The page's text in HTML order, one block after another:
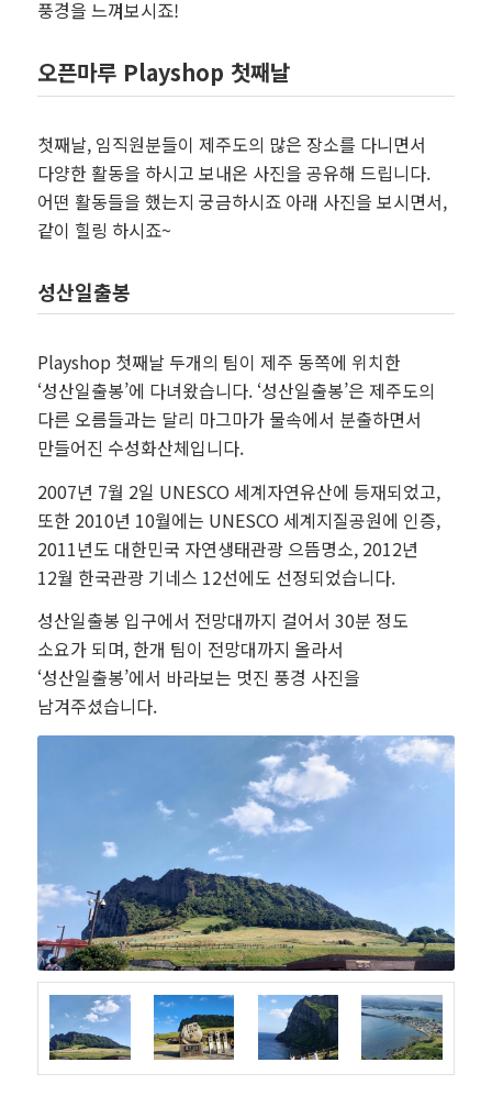
풍경을 느껴보시죠!
오픈마루 Playshop 첫째날
첫째날, 임직원분들이 제주도의 많은 장소를 다니면서
다양한 활동을 하시고 보내온 사진을 공유해 드립니다.
어떤 활동들을 했는지 궁금하시죠 아래 사진을 보시면서,
같이 힐링 하시죠~
성산일출봉
Playshop 첫째날 두개의 팀이 제주 동쪽에 위치한
‘성산일출봉’에 다녀왔습니다. ‘성산일출봉’은 제주도의
다른 오름들과는 달리 마그마가 물속에서 분출하면서
만들어진 수성화산체입니다.
2007년 7월 2일 UNESCO 세계자연유산에 등재되었고,
또한 2010년 10월에는 UNESCO 세계지질공원에 인증,
2011년도 대한민국 자연생태관광 으뜸명소, 2012년
12월 한국관광 기네스 12선에도 선정되었습니다.
성산일출봉 입구에서 전망대까지 걸어서 30분 정도
소요가 되며, 한개 팀이 전망대까지 올라서
‘성산일출봉’에서 바라보는 멋진 풍경 사진을
남겨주셨습니다.